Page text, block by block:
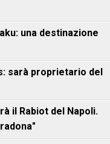
una destinazione
sarà proprietario del
il Rabiot del Napoli.